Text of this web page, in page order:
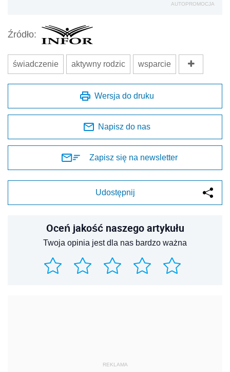
AUTOPROMOCJA
Źródło:
świadczenie aktywny rodzic wsparcie
Wersja do druku
Napisz do nas
Zapisz się na newsletter
Udostępnij
Oceń jakość naszego artykułu
Twoja opinia jest dla nas bardzo ważna
REKLAMA